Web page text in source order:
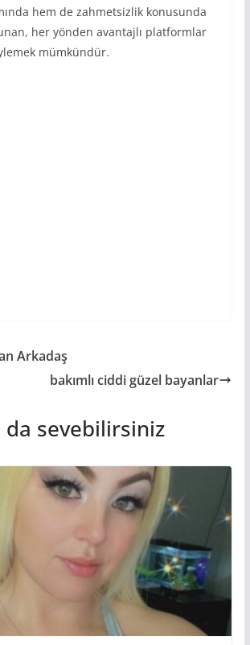
hem de zahmetsizlik konusunda
her yönden avantajlı platformlar
mümkündür.
Arkadaş
bakımlı ciddi güzel bayanlar
da sevebilirsiniz